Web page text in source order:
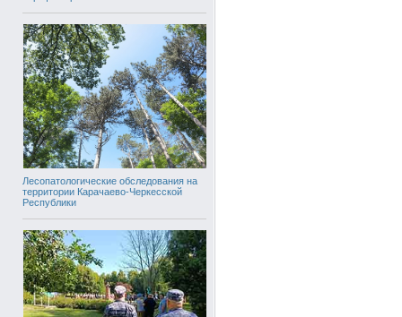
Лесопатологические обследования на
территории Карачаево-Черкесской
Республики